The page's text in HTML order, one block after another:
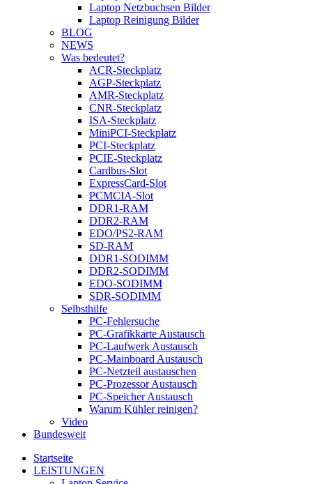
Laptop Netzbuchsen Bilder
Laptop Reinigung Bilder
BLOG
NEWS
Was bedeutet?
ACR-Steckplatz
AGP-Steckplatz
AMR-Steckplatz
CNR-Steckplatz
ISA-Steckplatz
MiniPCI-Steckplatz
PCI-Steckplatz
PCIE-Steckplatz
Cardbus-Slot
ExpressCard-Slot
PCMCIA-Slot
DDR1-RAM
DDR2-RAM
EDO/PS2-RAM
SD-RAM
DDR1-SODIMM
DDR2-SODIMM
EDO-SODIMM
SDR-SODIMM
Selbsthilfe
PC-Fehlersuche
PC-Grafikkarte Austausch
PC-Laufwerk Austausch
PC-Mainboard Austausch
PC-Netzteil austauschen
PC-Prozessor Austausch
PC-Speicher Austausch
Warum Kühler reinigen?
Video
Bundesweit
Startseite
LEISTUNGEN